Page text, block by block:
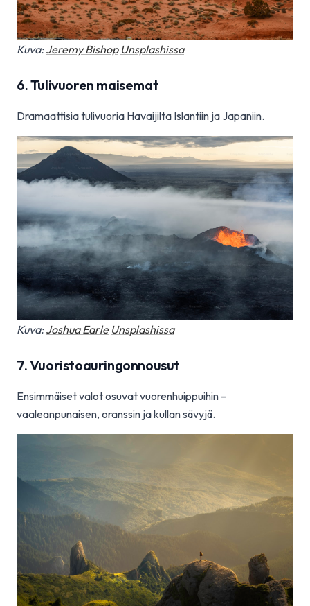
Kuva:Jeremy Bishop Unsplashissa
6. Tulivuoren maisemat
Dramaattisia tulivuoria Havaijilta Islantiin ja Japaniin.
Kuva:Joshua Earle Unsplashissa
7. Vuoristoauringonnousut
Ensimmäiset valot osuvat vuorenhuippuihin –
vaaleanpunaisen, oranssin ja kullan sävyjä.